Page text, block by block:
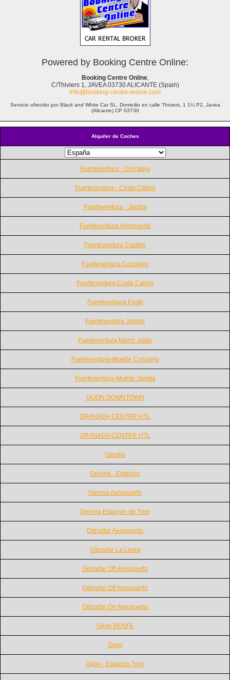
Alquiler de Coches
Fuerteventura - Corralejo
Fuerteventura - Costa Calma
Fuerteventura - Jandia
Fuerteventura Aeropuerto
Fuerteventura Castillo
Fuerteventura Corralejo
Fuerteventura Costa Calma
Fuerteventura Fuste
Fuerteventura Jandia
Fuerteventura Morro Jable
Fuerteventura-Muelle Corralejo
Fuerteventura-Muelle Jandia
GIJON DOWNTOWN
GRANADA CENTER HTL
GRANADA CENTER HTL
Gandia
Gerona - Estación
Gerona Aeropuerto
Gerona Estacion de Tren
Gibraltar Aeropuerto
Gibraltar La Linea
Gibraltar Off Aeropuerto
Gibraltar Off Aeropuerto
Gibraltar On Aeropuerto
Gijon RENFE
Gijon
Gijón - Estación Tren
Powered by Booking Centre Online:
Booking Centre Online,
C/Thiviers 1, JAVEA 03730 ALICANTE (Spain)
info@booking-centre-online.com
Servicio ofrecido por Black and White Car SL. Domicilio en calle Thiviers, 1 1¼ P2, Javea
(Alicante) CP 03730